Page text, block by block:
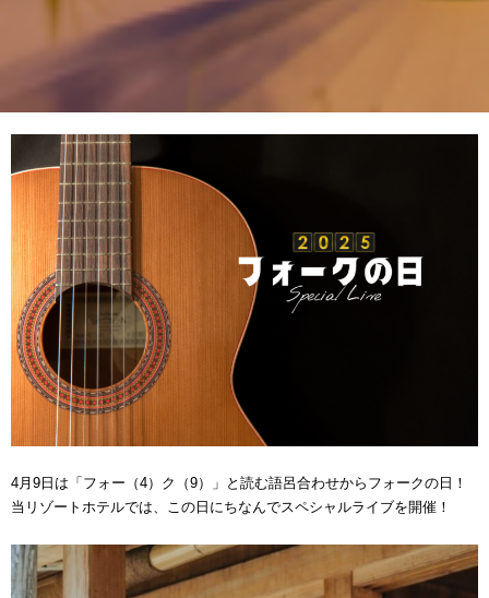
4月9日は「フォー（4）ク（9）」と読む語呂合わせからフォークの日！
当リゾートホテルでは、この日にちなんでスペシャルライブを開催！